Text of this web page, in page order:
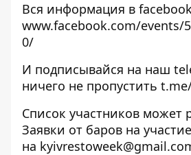
Вся информация в
www.facebook.com/events/
0/
И подписывайся на наш
ничего не пропустить
Список участников может
Заявки от баров на
на